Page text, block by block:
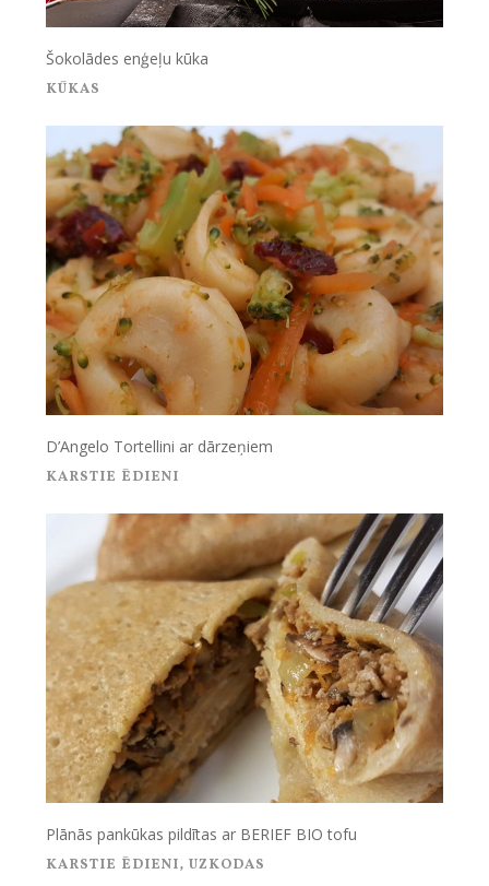
Šokolādes enģeļu kūka
KŪKAS
D’Angelo Tortellini ar dārzeņiem
KARSTIE ĒDIENI
Plānās pankūkas pildītas ar BERIEF BIO tofu
KARSTIE ĒDIENI, UZKODAS